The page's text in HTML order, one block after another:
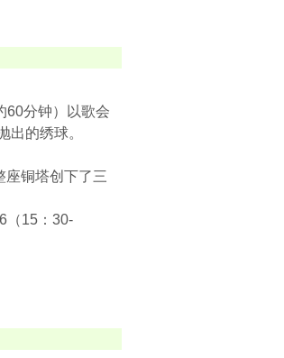
60分钟）以歌会
出的绣球。
座铜塔创下了三
（15：30-